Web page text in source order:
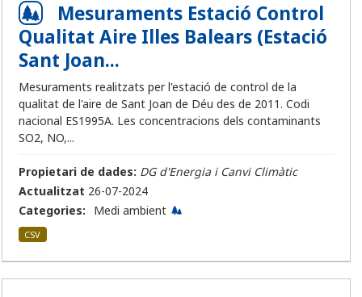
Mesuraments Estació Control
Qualitat Aire Illes Balears (Estació
Sant Joan...
Mesuraments realitzats per l'estació de control de la
qualitat de l'aire de Sant Joan de Déu des de 2011. Codi
nacional ES1995A. Les concentracions dels contaminants
SO2, NO,...
Propietari de dades: DG d'Energia i Canvi Climàtic
Actualitzat 26-07-2024
Categories:
Medi ambient
CSV